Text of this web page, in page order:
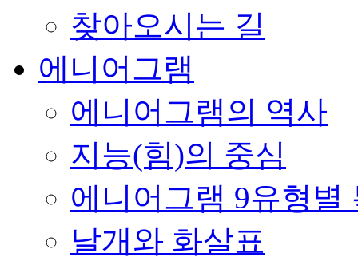
찾아오시는 길
에니어그램
에니어그램의 역사
지능(힘)의 중심
에니어그램 9유형별
날개와 화살표